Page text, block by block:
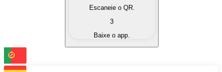
Converta suas criptomoedas em moeda fiduciária
Troque uma criptomoeda por outra
Escaneie o QR.
3
Baixe o app.